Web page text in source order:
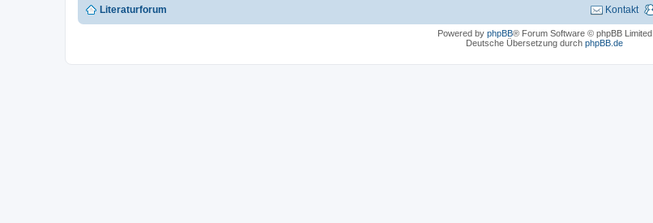
Literaturforum Kontakt
Powered by phpBB® Forum Software © phpBB Limited
Deutsche Übersetzung durch phpBB.de